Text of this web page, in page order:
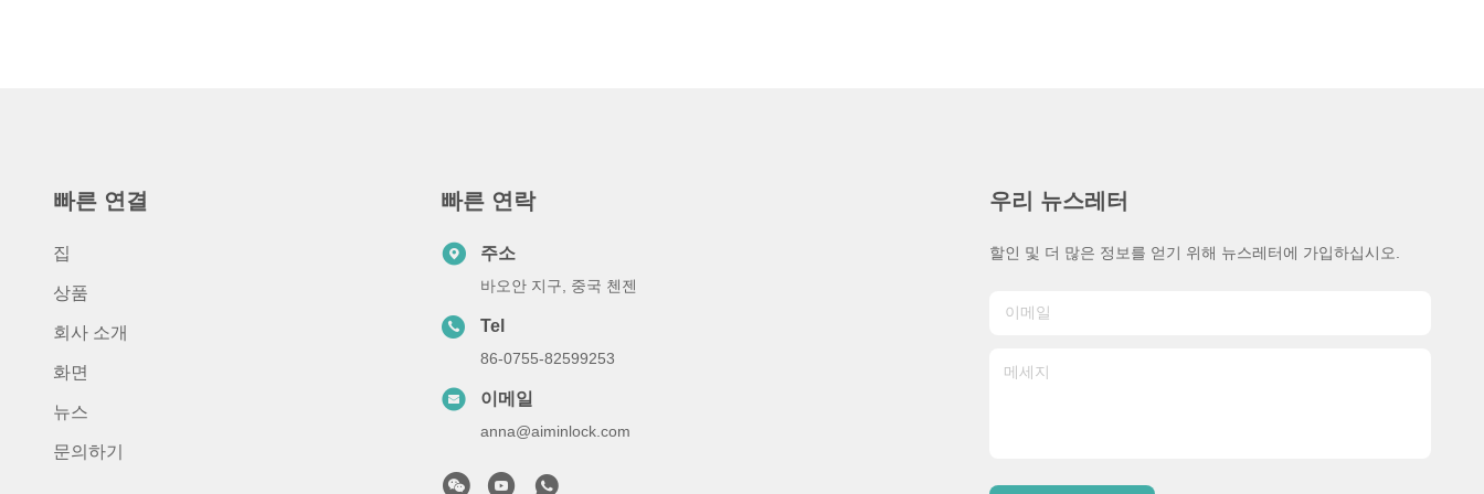
빠른 연결
집
상품
회사 소개
화면
뉴스
문의하기
빠른 연락
주소
바오안 지구, 중국 첸젠
Tel
86-0755-82599253
이메일
anna@aiminlock.com
우리 뉴스레터
할인 및 더 많은 정보를 얻기 위해 뉴스레터에 가입하십시오.